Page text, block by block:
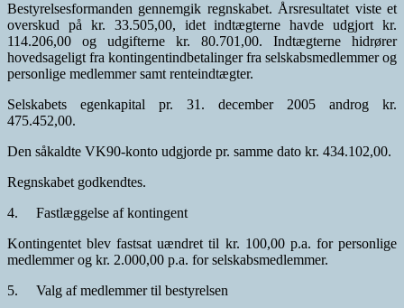
Bestyrelsesformanden gennemgik regnskabet. Årsresultatet viste et
overskud på kr. 33.505,00, idet indtægterne havde udgjort kr.
114.206,00 og udgifterne kr. 80.701,00. Indtægterne hidrører
hovedsageligt fra kontingentindbetalinger fra selskabsmedlemmer og
personlige medlemmer samt renteindtægter.
Selskabets egenkapital pr. 31. december 2005 androg kr.
475.452,00.
Den såkaldte VK90-konto udgjorde pr. samme dato kr. 434.102,00.
Regnskabet godkendtes.
4. Fastlæggelse af kontingent
Kontingentet blev fastsat uændret til kr. 100,00 p.a. for personlige
medlemmer og kr. 2.000,00 p.a. for selskabsmedlemmer.
5. Valg af medlemmer til bestyrelsen